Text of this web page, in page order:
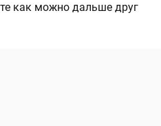
как можно дальше друг